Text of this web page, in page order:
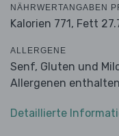
NÄHRWERTANGABEN
Kalorien 771, Fett
ALLERGENE
Senf, Gluten und
Allergenen
Detaillierte